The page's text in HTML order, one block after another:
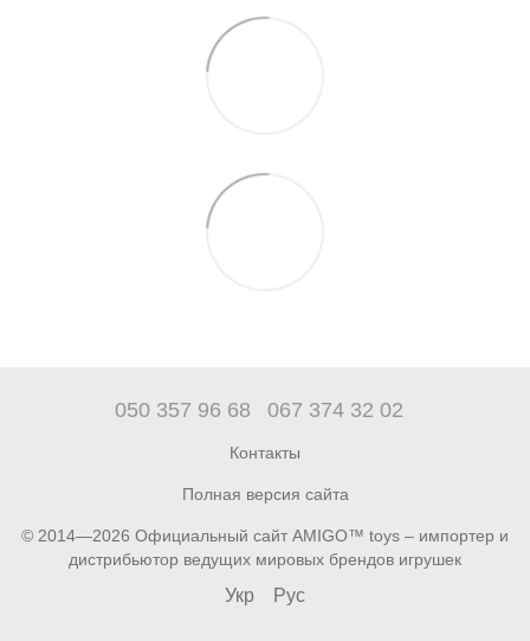
050 357 96 68 067 374 32 02
Контакты
Полная версия сайта
© 2014—2026 Официальный сайт AMIGO™ toys – импортер и
дистрибьютор ведущих мировых брендов игрушек
Укр Рус